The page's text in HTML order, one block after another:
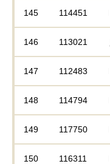
145 114451
146 113021
147 112483
148 114794
149 117750
150 116311